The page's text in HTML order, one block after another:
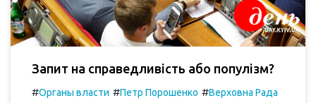
Запит на справедливість або популізм?
#Органы власти #Петр Порошенко #Верховна Рада